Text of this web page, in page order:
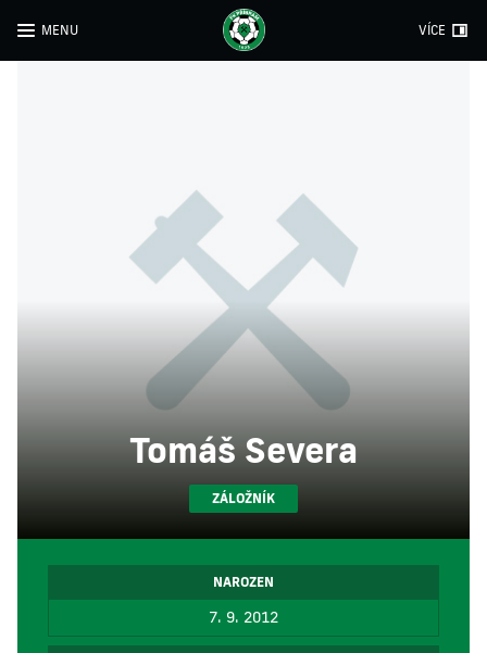
MENU VÍCE
Tomáš Severa
ZÁLOŽNÍK
NAROZEN
7. 9. 2012